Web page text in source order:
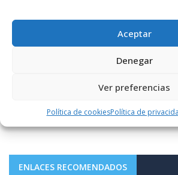
Aceptar
Denegar
Ver preferencias
Política de cookiesPolítica de
ENLACES RECOMENDADOS